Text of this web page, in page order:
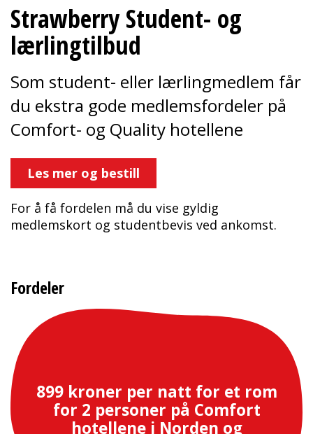
Strawberry Student- og
lærlingtilbud
Som student- eller lærlingmedlem får
du ekstra gode medlemsfordeler på
Comfort- og Quality hotellene
Les mer og bestill
For å få fordelen må du vise gyldig
medlemskort og studentbevis ved ankomst.
Fordeler
899 kroner per natt for et rom
for 2 personer på Comfort
hotellene i Norden og